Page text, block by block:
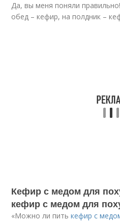
Да, вы меня поняли
обед – кефир, на полдник –
Кефир с медом для
кефир с медом для
«Можно ли питькефир с